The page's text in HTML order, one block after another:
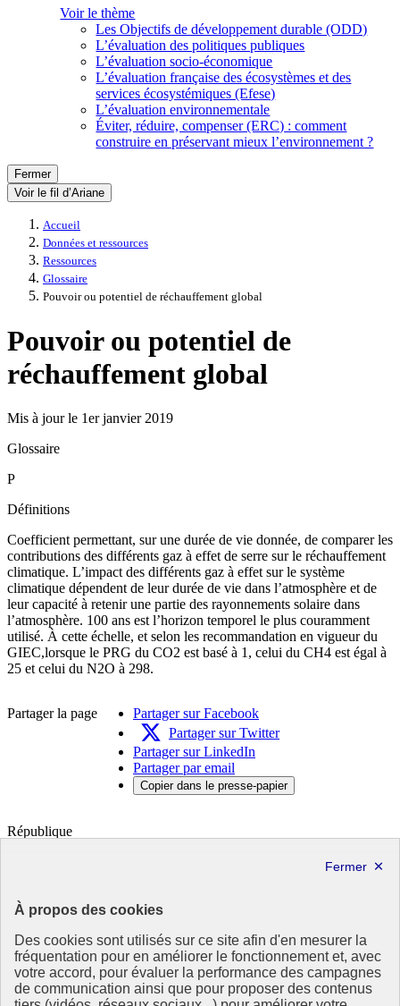
À propos des cookies
Des cookies sont utilisés sur ce site afin d'en mesurer la
fréquentation pour en améliorer le fonctionnement et, avec
votre accord, pour évaluer la performance des campagnes
de communication ainsi que pour proposer des contenus
Voir le thème
Les Objectifs de développement durable (ODD)
L’évaluation des politiques publiques
L’évaluation socio-économique
L’évaluation française des écosystèmes et des
services écosystémiques (Efese)
L’évaluation environnementale
Éviter, réduire, compenser (ERC) : comment
construire en préservant mieux l’environnement ?
Fermer
Voir le fil d’Ariane
Accueil
Données et ressources
Ressources
Glossaire
Pouvoir ou potentiel de réchauffement global
Pouvoir ou potentiel de
réchauffement global
Mis à jour le 1er janvier 2019
Glossaire
P
Définitions
Coefficient permettant, sur une durée de vie donnée, de comparer les
contributions des différents gaz à effet de serre sur le réchauffement
climatique. L’impact des différents gaz à effet sur le système
climatique dépendent de leur durée de vie dans l’atmosphère et de
leur capacité à retenir une partie des rayonnements solaire dans
l’atmosphère. 100 ans est l’horizon temporel le plus couramment
utilisé. À cette échelle, et selon les recommandation en vigueur du
GIEC,lorsque le PRG du CO2 est basé à 1, celui du CH4 est égal à
25 et celui du N2O à 298.
Partager la page
Partager sur Facebook
Partager sur Twitter
Partager sur LinkedIn
Partager par email
Copier dans le presse-papier
République
utiles
info.gouv.fr- ouvre une nouvelle fenêtre
service-public.fr- ouvre une nouvelle fenêtre
legifrance.gouv.fr- ouvre une nouvelle fenêtre
data.gouv.fr- ouvre une nouvelle fenêtre